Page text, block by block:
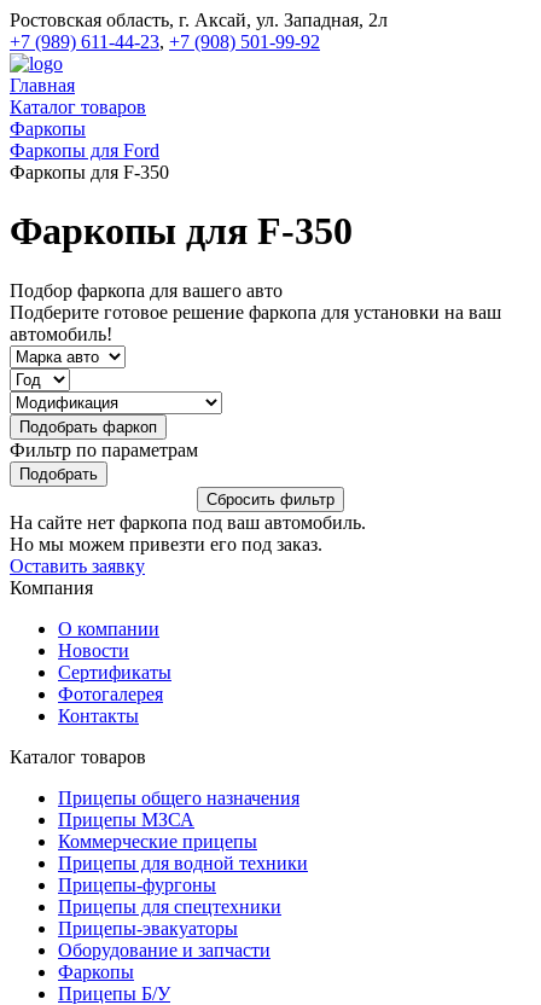
Ростовская область, г. Аксай, ул. Западная, 2л
+7 (989) 611-44-23, +7 (908) 501-99-92
Главная
Каталог товаров
Фаркопы
Фаркопы для Ford
Фаркопы для F-350
Фаркопы для F-350
Подбор фаркопа для вашего авто
Подберите готовое решение фаркопа для установки на ваш
автомобиль!
Фильтр по параметрам
На сайте нет фаркопа под ваш автомобиль.
Но мы можем привезти его под заказ.
Оставить заявку
Компания
О компании
Новости
Сертификаты
Фотогалерея
Контакты
Каталог товаров
Прицепы общего назначения
Прицепы МЗСА
Коммерческие прицепы
Прицепы для водной техники
Прицепы-фургоны
Прицепы для спецтехники
Прицепы-эвакуаторы
Оборудование и запчасти
Фаркопы
Прицепы Б/У